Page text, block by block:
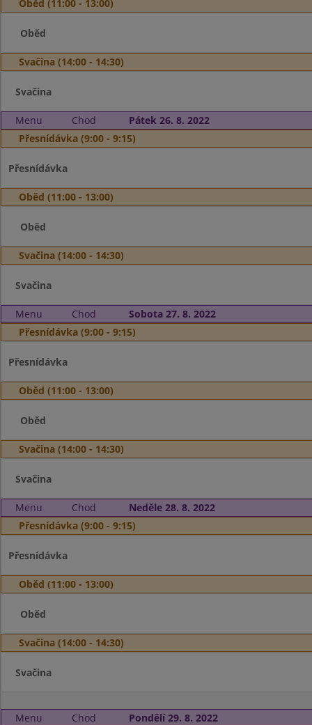
Oběd (11:00 - 13:00)
Oběd
Svačina (14:00 - 14:30)
Svačina
Menu Chod
Pátek 26. 8. 2022
Přesnídávka (9:00 - 9:15)
Přesnídávka
Oběd (11:00 - 13:00)
Oběd
Svačina (14:00 - 14:30)
Svačina
Menu Chod
Sobota 27. 8. 2022
Přesnídávka (9:00 - 9:15)
Přesnídávka
Oběd (11:00 - 13:00)
Oběd
Svačina (14:00 - 14:30)
Svačina
Menu Chod
Neděle 28. 8. 2022
Přesnídávka (9:00 - 9:15)
Přesnídávka
Oběd (11:00 - 13:00)
Oběd
Svačina (14:00 - 14:30)
Svačina
Menu Chod
Pondělí 29. 8. 2022